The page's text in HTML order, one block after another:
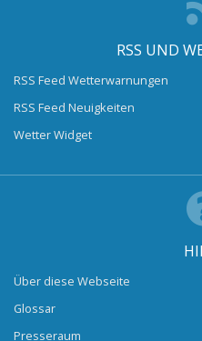
RSS UND
RSS Feed Wetterwarnungen
RSS Feed Neuigkeiten
Wetter Widget
Über diese Webseite
Glossar
Presseraum